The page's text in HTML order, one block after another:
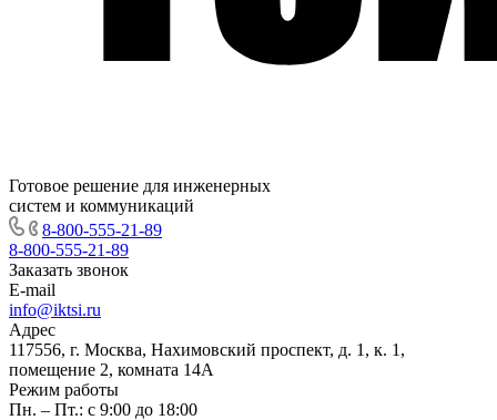
Готовое решение для инженерных
систем и коммуникаций
8-800-555-21-89
8-800-555-21-89
Заказать звонок
E-mail
info@iktsi.ru
Адрес
117556, г. Москва, Нахимовский проспект, д. 1, к. 1,
помещение 2, комната 14А
Режим работы
Пн. – Пт.: с 9:00 до 18:00